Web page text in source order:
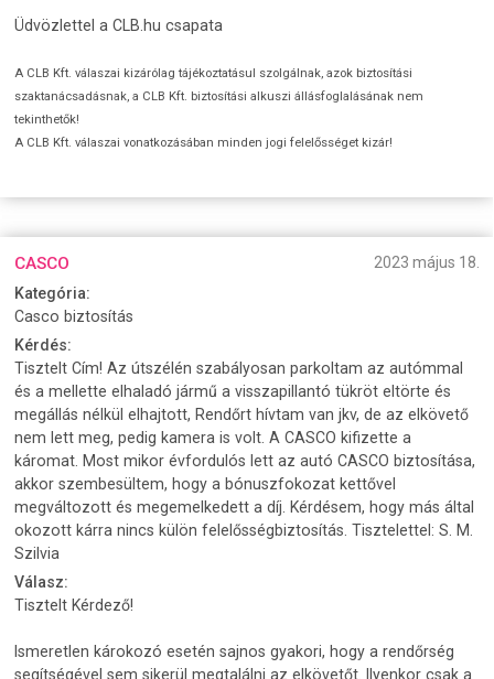
Üdvözlettel a CLB.hu csapata
A CLB Kft. válaszai kizárólag tájékoztatásul szolgálnak, azok biztosítási
szaktanácsadásnak, a CLB Kft. biztosítási alkuszi állásfoglalásának nem
tekinthetők!
A CLB Kft. válaszai vonatkozásában minden jogi felelősséget kizár!
CASCO
2023 május 18.
Kategória:
Casco biztosítás
Kérdés:
Tisztelt Cím! Az útszélén szabályosan parkoltam az autómmal
és a mellette elhaladó jármű a visszapillantó tükröt eltörte és
megállás nélkül elhajtott, Rendőrt hívtam van jkv, de az elkövető
nem lett meg, pedig kamera is volt. A CASCO kifizette a
káromat. Most mikor évfordulós lett az autó CASCO biztosítása,
akkor szembesültem, hogy a bónuszfokozat kettővel
megváltozott és megemelkedett a díj. Kérdésem, hogy más által
okozott kárra nincs külön felelősségbiztosítás. Tisztelettel: S. M.
Szilvia
Válasz:
Tisztelt Kérdező!
Ismeretlen károkozó esetén sajnos gyakori, hogy a rendőrség
segítségével sem sikerül megtalálni az elkövetőt. Ilyenkor csak a